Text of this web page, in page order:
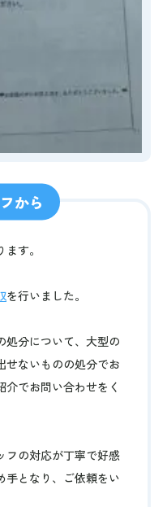
から
す。
を行いました。
処分について、大型の
せないものの処分でお
でお問い合わせをく
フの対応が丁寧で好感
手となり、ご依頼をい